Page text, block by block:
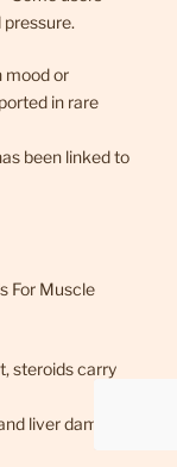
mood or
in rare
been linked to
For Muscle
steroids carry
liver damage.